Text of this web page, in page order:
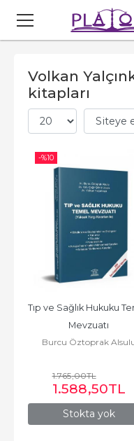
Volkan
kitapları
-%10
Stokta yok
Tıp ve Sağlık Hukuku
Mevzuatı
Burcu Öztoprak
1.765,00TL
1.588,50TL